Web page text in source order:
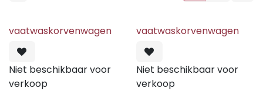
vaatwaskorvenwagen
Niet beschikbaar voor
verkoop
vaatwaskorvenwagen
Niet beschikbaar voor
verkoop